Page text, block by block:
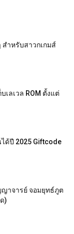
ำหรับสาวกเกมส์
เลเวล ROM ตั้งแต่
ด้ปี 2025 Giftcode
าจารย์ จอมยุทธ์ภูต
)